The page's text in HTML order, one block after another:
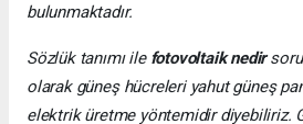
bulunmaktadır.
Sözlük tanımı ile fotovoltaik nedir
olarak güneş hücreleri yahut güneş
elektrik üretme yöntemidir diyebiliriz.